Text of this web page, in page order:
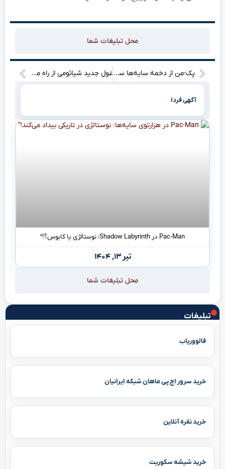
تبلیغات
فالووریاب
خرید سرور اچ پی ماهان شبکه ایرانیان
خرید نقره آنلاین
خرید شیشه سکوریت
محل تبلیغات شما
پک-من از دخمه سایه‌ها سر درآورد!؟ تریلر جدید یه سورپرایز خفن داره! غول جدید شیائومی از راه می‌رسد؟ هر آنچه باید از Mi ۱۶ بدانید (و هیچ‌جا نخوانده‌اید!)
آگهی فردا
Pac-Man در Shadow Labyrinth: نوستالژی یا کابوس؟!”
تیر ۱۳, ۱۴۰۴
محل تبلیغات شما